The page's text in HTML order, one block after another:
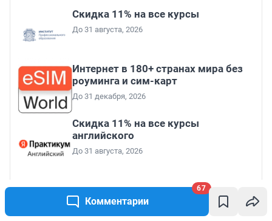
Комментарии
67
Скидка 11% на все курсы
До 31 августа, 2026
Интернет в 180+ странах мира без
роуминга и сим-карт
До 31 декабря, 2026
Скидка 11% на все курсы
английского
До 31 августа, 2026